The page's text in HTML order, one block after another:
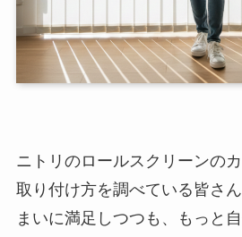
ニトリのロールスクリーンの
取り付け方を調べている皆さ
まいに満足しつつも、もっと